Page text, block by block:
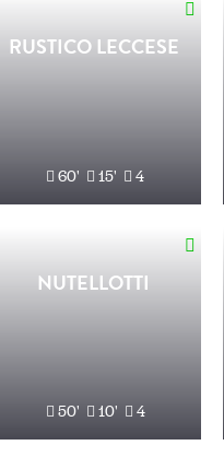
RUSTICO LECCESE
60' 15' 4
NUTELLOTTI
50' 10' 4